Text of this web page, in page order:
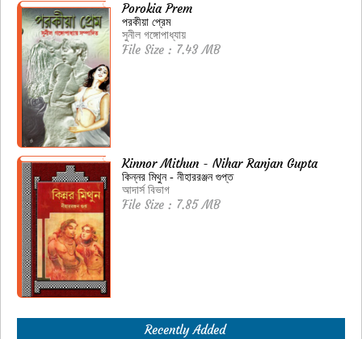
Porokia Prem
পরকীয়া প্রেম
সুনীল গঙ্গোপাধ্যায়
File Size : 7.43 MB
Kinnor Mithun - Nihar Ranjan Gupta
কিন্নর মিথুন - নীহাররঞ্জন গুপ্ত
আদার্স বিভাগ
File Size : 7.85 MB
Recently Added